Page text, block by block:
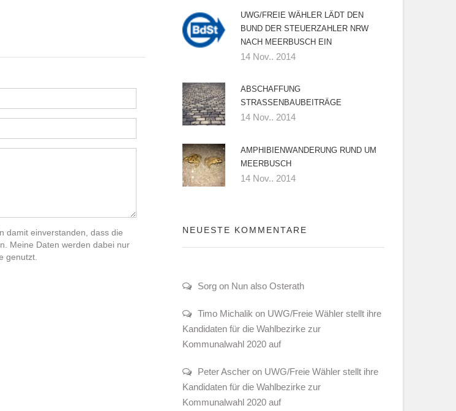
damit einverstanden, dass die
Meine Daten werden dabei nur
genutzt.
UWG/FREIE WÄHLER LÄDT DEN
BUND DER STEUERZAHLER NRW
NACH MEERBUSCH EIN
14 Nov.. 2014
ABSCHAFFUNG
STRASSENBAUBEITRÄGE
14 Nov.. 2014
AMPHIBIENWANDERUNG RUND UM
MEERBUSCH
14 Nov.. 2014
NEUESTE KOMMENTARE
Sorg on Nun also Osterath
Timo Michalik on UWG/Freie Wähler stellt ihre
Kandidaten für die Wahlbezirke zur
Kommunalwahl 2020 auf
Peter Ascher on UWG/Freie Wähler stellt ihre
Kandidaten für die Wahlbezirke zur
Kommunalwahl 2020 auf